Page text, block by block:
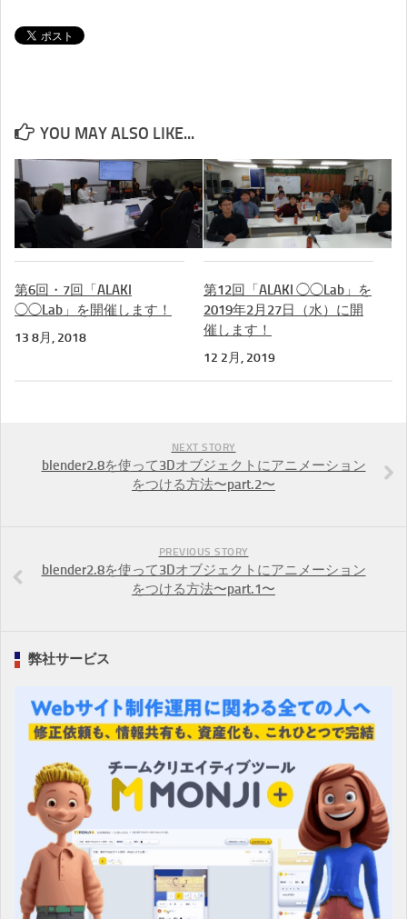
YOU MAY ALSO LIKE...
第6回・7回「ALAKI
◯◯Lab」を開催します！
13 8月, 2018
第12回「ALAKI ◯◯Lab」を
2019年2月27日（水）に開
催します！
12 2月, 2019
NEXT STORY
blender2.8を使って3Dオブジェクトにアニメーション
をつける方法〜part.2〜
PREVIOUS STORY
blender2.8を使って3Dオブジェクトにアニメーション
をつける方法〜part.1〜
弊社サービス